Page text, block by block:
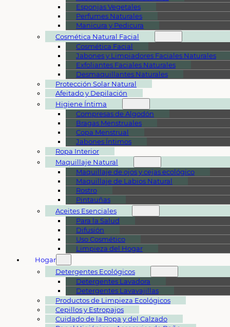
Esponjas Vegetales
Perfumes Naturales
Manicura y Pedicura
Cosmética Natural Facial
Cosmética Facial
Jabones y Limpiadores Faciales Naturales
Exfoliantes Faciales Naturales
Desmaquillantes Naturales
Protección Solar Natural
Afeitado y Depilación
Higiene Íntima
Compresas de Algodón
Bragas Menstruales
Copa Menstrual
Jabones Íntimos
Ropa Interior
Maquillaje Natural
Maquillaje de ojos y cejas ecológico
Maquillaje de Labios Natural
Rostro
Pintauñas
Aceites Esenciales
Para la Salud
Difusión
Uso Cosmético
Limpieza del Hogar
Hogar
Detergentes Ecológicos
Detergentes Lavadora
Detergentes Lavavajillas
Productos de Limpieza Ecológicos
Cepillos y Estropajos
Cuidado de la Ropa y del Calzado